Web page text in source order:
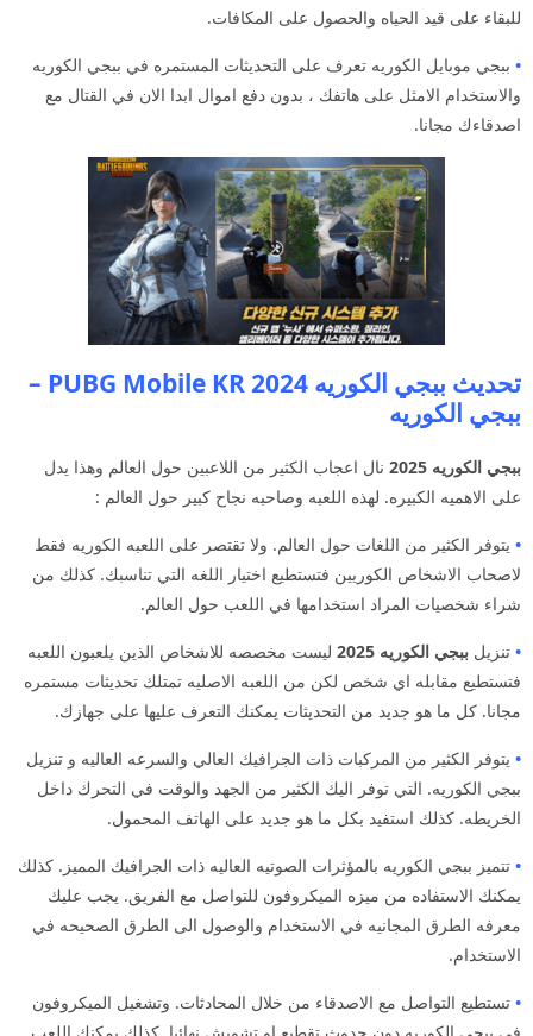
للبقاء على قيد الحياه والحصول على المكافات.
• ببجي موبايل الكوريه تعرف على التحديثات المستمره في ببجي الكوريه
والاستخدام الامثل على هاتفك ، بدون دفع اموال ابدا الان في القتال مع
اصدقاءك مجانا.
تحديث ببجي الكوريه 2024 PUBG Mobile KR –
ببجي الكوريه
ببجي الكوريه 2025
نال اعجاب الكثير من اللاعبين حول العالم وهذا يدل
على الاهميه الكبيره. لهذه اللعبه وصاحبه نجاح كبير حول العالم :
• يتوفر الكثير من اللغات حول العالم. ولا تقتصر على اللعبه الكوريه فقط
لاصحاب الاشخاص الكوريين فتستطيع اختيار اللغه التي تناسبك. كذلك من
شراء شخصيات المراد استخدامها في اللعب حول العالم.
• تنزيل ببجي الكوريه 2025
ليست مخصصه للاشخاص الذين يلعبون اللعبه
فتستطيع مقابله اي شخص لكن من اللعبه الاصليه تمتلك تحديثات مستمره
مجانا. كل ما هو جديد من التحديثات يمكنك التعرف عليها على جهازك.
• يتوفر الكثير من المركبات ذات الجرافيك العالي والسرعه العاليه و تنزيل
ببجي الكوريه. التي توفر اليك الكثير من الجهد والوقت في التحرك داخل
الخريطه. كذلك استفيد بكل ما هو جديد على الهاتف المحمول.
• تتميز ببجي الكوريه بالمؤثرات الصوتيه العاليه ذات الجرافيك المميز. كذلك
يمكنك الاستفاده من ميزه الميكروفون للتواصل مع الفريق. يجب عليك
معرفه الطرق المجانيه في الاستخدام والوصول الى الطرق الصحيحه في
الاستخدام.
• تستطيع التواصل مع الاصدقاء من خلال المحادثات. وتشغيل الميكروفون
في ببجي الكوريه دون حدوث تقطيع او تشويش نهائيا. كذلك يمكنك اللعب